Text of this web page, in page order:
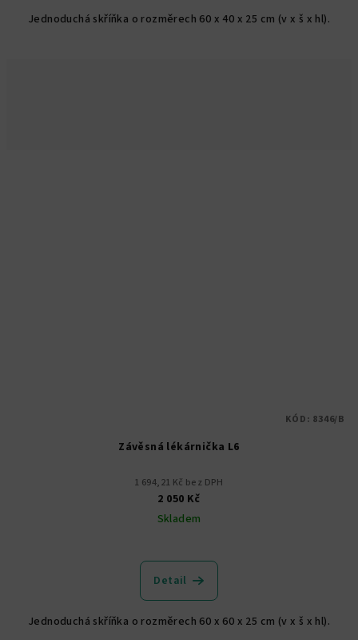
Jednoduchá skříňka o rozměrech 60 x 40 x 25 cm (v x š x hl).
Závěsná lékárnička L6
1 694,21 Kč bez DPH
2 050 Kč
Skladem
Detail
Jednoduchá skříňka o rozměrech 60 x 60 x 25 cm (v x š x hl).
KÓD: 8346/B